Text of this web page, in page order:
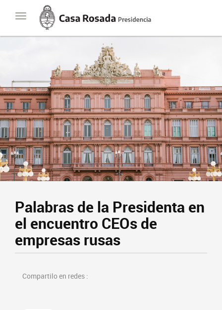
Toggle
navigation
Casa
Rosada
Presidencia
de
Palabras de la Presidenta en
el encuentro CEOs de
empresas rusas
Compartilo en redes :